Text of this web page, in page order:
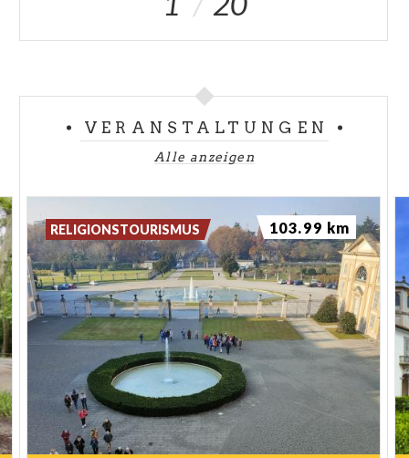
VERANSTALTUNGEN
Alle anzeigen
RELIGIONSTOURISMUS 103.99 km